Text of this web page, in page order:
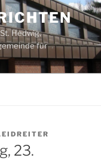
Hedwig,
für
23.